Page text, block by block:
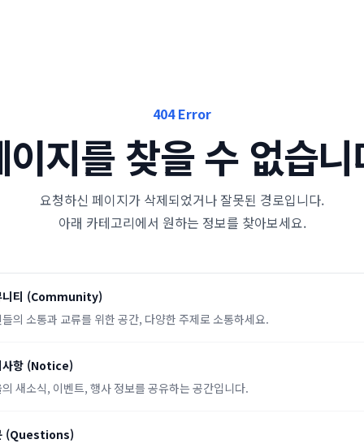
404 Error
이지를 찾을 수 없습
요청하신 페이지가 삭제되었거나 잘못된 경로입니다.
아래 카테고리에서 원하는 정보를 찾아보세요.
티 (Community)
의 소통과 교류를 위한 공간, 다양한 주제로 소통하세요.
항 (Notice)
의 새소식, 이벤트, 행사 정보를 공유하는 공간입니다.
(Questions)